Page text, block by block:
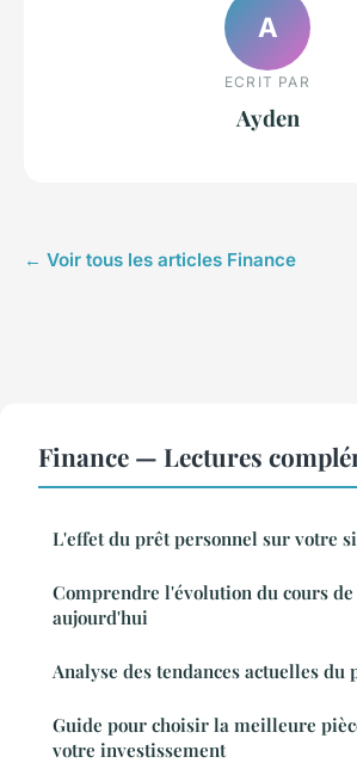
A
ECRIT PAR
Ayden
← Voir tous les articles Finance
Finance — Lectures
L'effet du prêt personnel sur votre
Comprendre l'évolution du cours
aujourd'hui
Analyse des tendances actuelles
Guide pour choisir la meilleure
votre investissement